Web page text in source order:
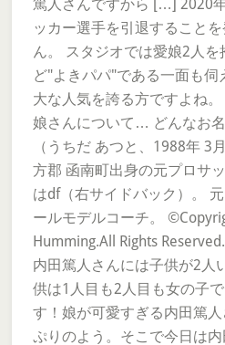
篤人さんですから […] 2020
ッカー選手を引退すること
ん。 スタジオでは愛娘2人
ど"よきパパ"である一面も
大な人気を誇る方ですよね
娘さんについて… どんなお
（うちだ あつと、1988年 3
方郡 函南町出身の元プロサ
はdf（右サイドバック）。
ールモデルコーチ。
Humming.All Rights
内田篤人さんには子供が2人
供は1人目も2人目も女の子
す！娘が可愛すぎる内田篤
ぷりのよう。そこで今日は